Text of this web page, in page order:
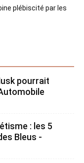
plébiscité par les
pourrait
: les 5
Bleus -